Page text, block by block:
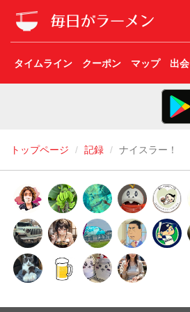
タイムライン クーポン マップ 出会
トップページ 記録 ナイスラー！